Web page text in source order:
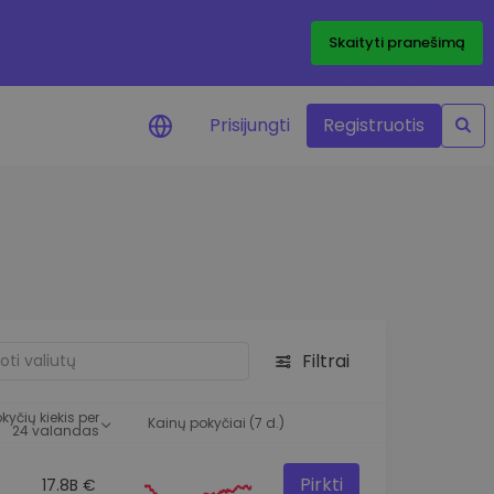
Skaityti pranešimą
Prisijungti Registruotis
Filtrai
kiekis per
24 valandas Kainų pokyčiai (7 d.)
17.8B € Pirkti